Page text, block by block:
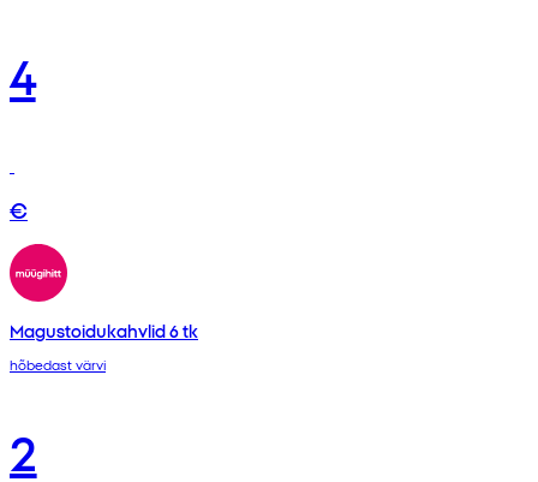
4
€
Magustoidukahvlid 6 tk
hõbedast värvi
2